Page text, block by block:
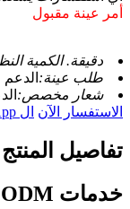
أمر عينة مقبول
دقيقة. الكمية
طلب عينة: الدعم
شعار مخصص:
الاستفسار الآن ال WhatsApp
تفاصيل المنتج
خدمات OEM / ODM